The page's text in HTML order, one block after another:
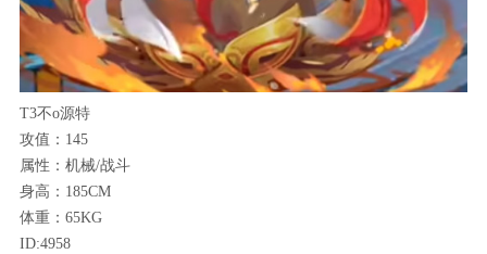
T3不o源特
攻值：145
属性：机械/战斗
身高：185CM
体重：65KG
ID:4958